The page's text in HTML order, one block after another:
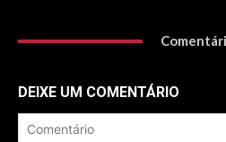
DEIXE UM COMENTÁRIO